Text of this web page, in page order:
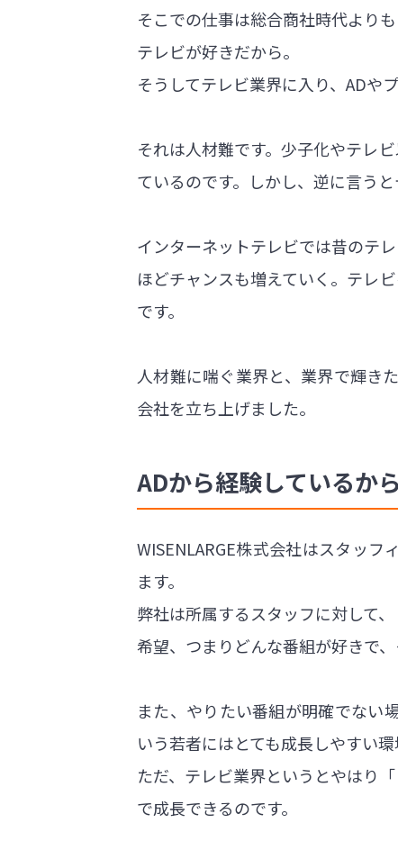
そこでの仕事は総合商社時代より
テレビが好きだから。
そうしてテレビ業界に入り、ADや
それは人材難です。少子化やテレ
ているのです。しかし、逆に言う
インターネットテレビでは昔のテ
ほどチャンスも増えていく。テレ
です。
人材難に喘ぐ業界と、業界で輝き
会社を立ち上げました。
ADから経験しているか
WISENLARGE株式会社はスタッ
ます。
弊社は所属するスタッフに対して
希望、つまりどんな番組が好きで
また、やりたい番組が明確でない
いう若者にはとても成長しやすい環
ただ、テレビ業界というとやはり
で成長できるのです。